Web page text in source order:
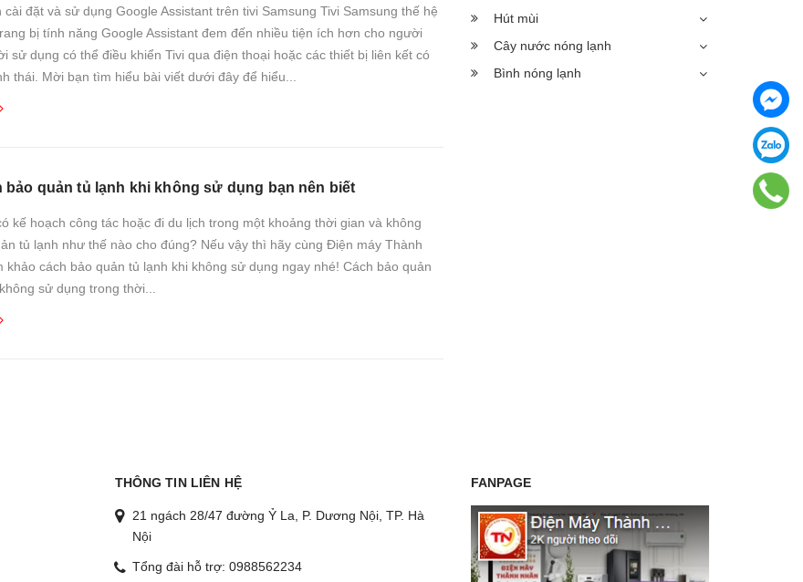
cài đặt và sử dụng Google Assistant trên tivi Samsung Tivi Samsung thế hệ
bị tính năng Google Assistant đem đến nhiều tiện ích hơn cho người
sử dụng có thể điều khiển Tivi qua điện thoại hoặc các thiết bị liên kết có
thái. Mời bạn tìm hiểu bài viết dưới đây để hiểu...
bảo quản tủ lạnh khi không sử dụng bạn nên biết
kế hoạch công tác hoặc đi du lịch trong một khoảng thời gian và không
tủ lạnh như thế nào cho đúng? Nếu vậy thì hãy cùng Điện máy Thành
khảo cách bảo quản tủ lạnh khi không sử dụng ngay nhé! Cách bảo quản
sử dụng trong thời...
Hút mùi
Cây nước nóng lạnh
Bình nóng lạnh
THÔNG TIN LIÊN HỆ
21 ngách 28/47 đường Ỷ La, P. Dương Nội, TP. Hà
Nội
Tổng đài hỗ trợ: 0988562234
FANPAGE